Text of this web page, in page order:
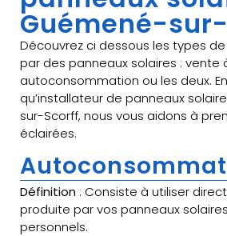
Guémené-
Découvrez ci dessous les types
par des panneaux solaires : vente à
autoconsommation ou les deux.
qu’installateur de panneaux
sur-Scorff, nous vous aidons à
éclairées.
Définition : Consiste à utiliser
produite par vos panneaux
personnels.